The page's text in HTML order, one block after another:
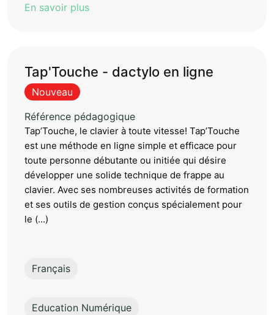
En savoir plus
Tap'Touche - dactylo en ligne
Nouveau
Référence pédagogique
Tap’Touche, le clavier à toute vitesse! Tap’Touche
est une méthode en ligne simple et efficace pour
toute personne débutante ou initiée qui désire
développer une solide technique de frappe au
clavier. Avec ses nombreuses activités de formation
et ses outils de gestion conçus spécialement pour
le (...)
Français
Education Numérique